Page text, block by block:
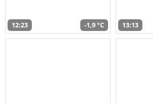
12:23 -1,9 °C 13:13